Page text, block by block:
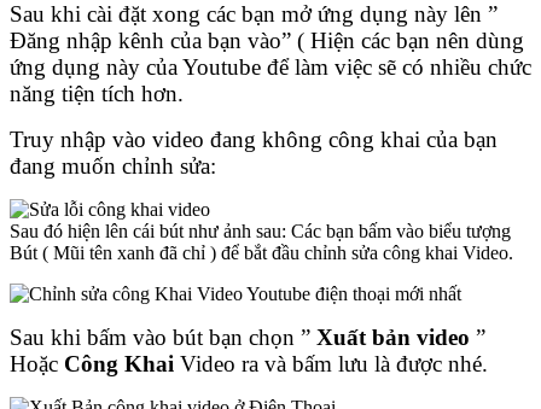
Sau khi cài đặt xong các bạn mở ứng dụng này lên ”
Đăng nhập kênh của bạn vào” ( Hiện các bạn nên dùng
ứng dụng này của Youtube để làm việc sẽ có nhiều chức
năng tiện tích hơn.
Truy nhập vào video đang không công khai của bạn
đang muốn chỉnh sửa:
Sau đó hiện lên cái bút như ảnh sau: Các bạn bấm vào biểu tượng
Bút ( Mũi tên xanh đã chỉ ) để bắt đầu chỉnh sửa công khai Video.
Sau khi bấm vào bút bạn chọn ” Xuất bản video ”
Hoặc Công Khai Video ra và bấm lưu là được nhé.